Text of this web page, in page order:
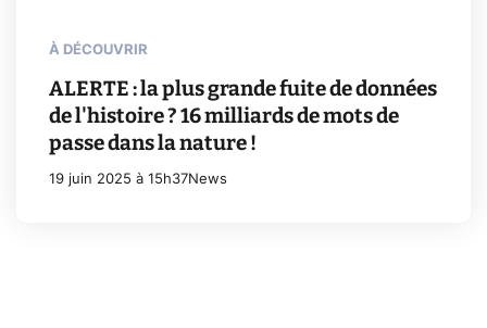
À DÉCOUVRIR
ALERTE : la plus grande fuite de données
de l'histoire ? 16 milliards de mots de
passe dans la nature !
19 juin 2025 à 15h37News